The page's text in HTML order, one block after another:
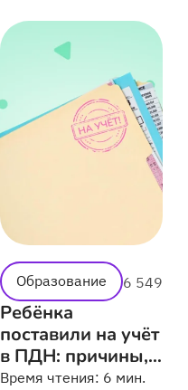
Образование 6 549
Ребёнка
поставили на учёт
в ПДН: причины,
последствия,
Время чтения: 6 мин.